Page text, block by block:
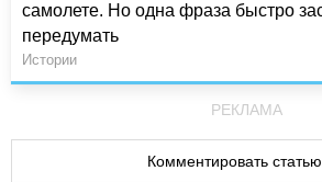
самолете. Но одна фраза быстро
передумать
Истории
РЕКЛАМА
Комментировать